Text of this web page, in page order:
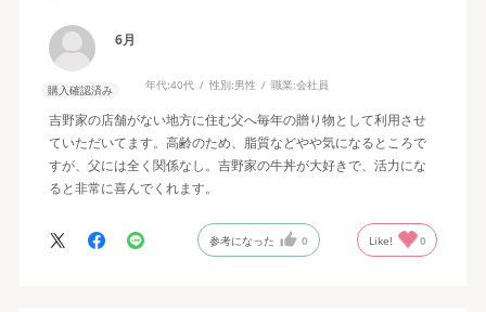
6月
購入確認済み 年代:40代 性別:男性 職業:会社員
吉野家の店舗がない地方に住む父へ毎年の贈り物として利用させ
ていただいてます。高齢のため、脂質などやや気になるところで
すが、父には全く関係なし。吉野家の牛丼が大好きで、活力にな
ると非常に喜んでくれます。
参考になった 0 Like! 0